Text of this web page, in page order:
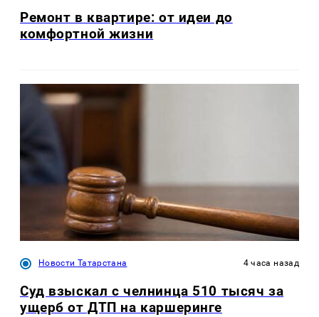
Ремонт в квартире: от идеи до
комфортной жизни
Новости Татарстана 4 часа назад
Суд взыскал с челнинца 510 тысяч за
ущерб от ДТП на каршеринге